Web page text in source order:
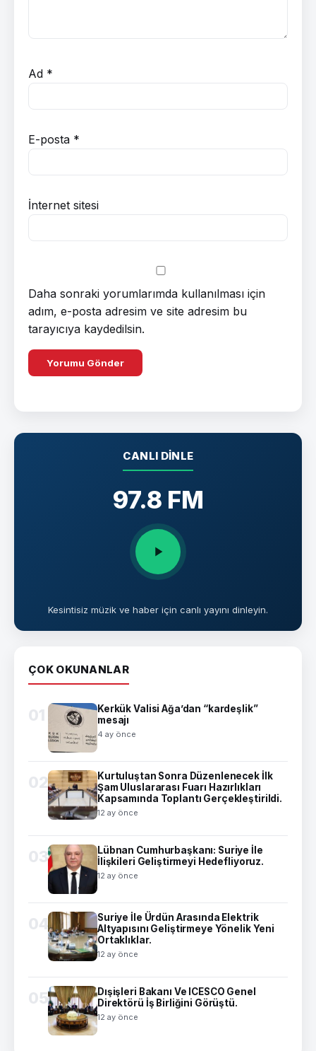
Ad *
E-posta *
İnternet sitesi
Daha sonraki yorumlarımda kullanılması için
adım, e-posta adresim ve site adresim bu
tarayıcıya kaydedilsin.
CANLI DINLE
97.8 FM
Kesintisiz müzik ve haber için canlı yayını dinleyin.
ÇOK OKUNANLAR
01
Kerkük Valisi Ağa’dan “kardeşlik”
mesajı
4 ay önce
02
Kurtuluştan Sonra Düzenlenecek İlk
Şam Uluslararası Fuarı Hazırlıkları
Kapsamında Toplantı Gerçekleştirildi.
12 ay önce
03
Lübnan Cumhurbaşkanı: Suriye İle
İlişkileri Geliştirmeyi Hedefliyoruz.
12 ay önce
04
Suriye İle Ürdün Arasında Elektrik
Altyapısını Geliştirmeye Yönelik Yeni
Ortaklıklar.
12 ay önce
05
Dışişleri Bakanı Ve ICESCO Genel
Direktörü İş Birliğini Görüştü.
12 ay önce